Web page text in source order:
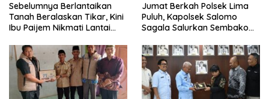
Sebelumnya Berlantaikan
Tanah Beralaskan Tikar, Kini
Ibu Paijem Nikmati Lantai
Satgas TMMD Ke-129 Kodim
0208/Asahan
Jumat Berkah Polsek Lima
Puluh, Kapolsek Salomo
Sagala Salurkan Sembako
Gambus